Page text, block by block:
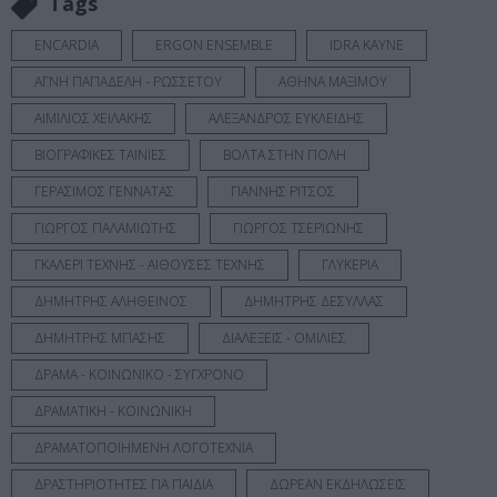
ENCARDIA ERGON ENSEMBLE
IDRA KAYNE
ΑΓΝΗ ΠΑΠΑΔΕΛΗ - ΡΩΣΣΕΤΟΥ
ΑΘΗΝΑ ΜΑΞΙΜΟΥ
ΑΙΜΙΛΙΟΣ ΧΕΙΛΑΚΗΣ
ΑΛΕΞΑΝΔΡΟΣ ΕΥΚΛΕΙΔΗΣ
ΒΙΟΓΡΑΦΙΚΕΣ ΤΑΙΝΙΕΣ
ΒΟΛΤΑ ΣΤΗΝ ΠΟΛΗ
ΓΕΡΑΣΙΜΟΣ ΓΕΝΝΑΤΑΣ
ΓΙΑΝΝΗΣ ΡΙΤΣΟΣ
ΓΙΩΡΓΟΣ ΠΑΛΑΜΙΩΤΗΣ
ΓΙΩΡΓΟΣ ΤΣΕΡΙΩΝΗΣ
ΓΚΑΛΕΡΙ ΤΕΧΝΗΣ - ΑΙΘΟΥΣΕΣ ΤΕΧΝΗΣ
ΓΛΥΚΕΡΙΑ
ΔΗΜΗΤΡΗΣ ΑΛΗΘΕΙΝΟΣ
ΔΗΜΗΤΡΗΣ ΔΕΣΥΛΛΑΣ
ΔΗΜΗΤΡΗΣ ΜΠΑΣΗΣ
ΔΙΑΛΕΞΕΙΣ - ΟΜΙΛΙΕΣ
ΔΡΑΜΑ - ΚΟΙΝΩΝΙΚΟ - ΣΥΓΧΡΟΝΟ
ΔΡΑΜΑΤΙΚΗ - ΚΟΙΝΩΝΙΚΗ
ΔΡΑΜΑΤΟΠΟΙΗΜΕΝΗ ΛΟΓΟΤΕΧΝΙΑ
ΔΡΑΣΤΗΡΙΟΤΗΤΕΣ ΓΙΑ ΠΑΙΔΙΑ
ΔΩΡΕΑΝ ΕΚΔΗΛΩΣΕΙΣ